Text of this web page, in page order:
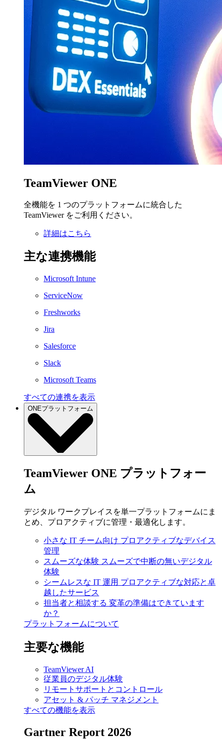
TeamViewer ONE
全機能を 1 つのプラットフォームに統合した
TeamViewer をご利用ください。
詳細はこちら
主な連携機能
Microsoft Intune
ServiceNow
Freshworks
Jira
Salesforce
Slack
Microsoft Teams
すべての連携を表示
ONEプラットフォーム
TeamViewer ONE プラットフォー
ム
デジタル ワークプレイスを単一プラットフォームにま
とめ、プロアクティブに管理・最適化します。
小さな IT チーム向け プロアクティブなデバイス
管理
スムーズな体験 スムーズで中断の無いデジタル
体験
シームレスな IT 運用 プロアクティブな対応と卓
越したサービス
担当者と相談する 変革の準備はできています
か？
プラットフォームについて
主要な機能
TeamViewer AI
従業員のデジタル体験
リモートサポートとコントロール
アセット & パッチ マネジメント
すべての機能を表示
Gartner Report 2026